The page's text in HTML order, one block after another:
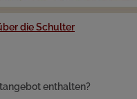
die Schulter
enthalten?